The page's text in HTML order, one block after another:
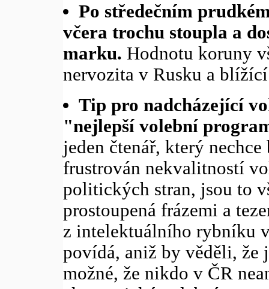
Po středečním
včera trochu stoupla a
marku. Hodnotu koruny
nervozita v Rusku a
Tip pro nadcházející
"nejlepší volební
jeden čtenář, který
frustrován nekvalitností
politických stran, jsou to
prostoupená frázemi a
z intelektuálního rybníku
povídá, aniž by věděli, že
možné, že nikdo v ČR